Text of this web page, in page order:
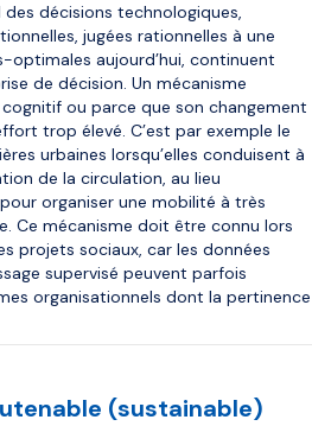
décisions technologiques,
jugées rationnelles à une
optimales aujourd’hui, continuent
de décision. Un mécanisme
ou parce que son changement
trop élevé. C’est par exemple le
urbaines lorsqu’elles conduisent à
de la circulation, au lieu
organiser une mobilité à très
Ce mécanisme doit être connu lors
projets sociaux, car les données
supervisé peuvent parfois
organisationnels dont la pertinence
(sustainable)